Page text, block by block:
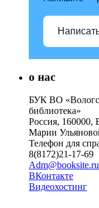
о нас
БУК ВО
библиотека»
Россия, 160000,
Марии
Телефон для
8(8172)21-17-69
Adm@booksite.ru
ВКонтакте
Видеохостинг